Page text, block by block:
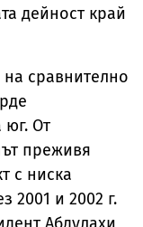
дейност край
сравнително
юг. От
преживя
с ниска
2001 и 2002 г.